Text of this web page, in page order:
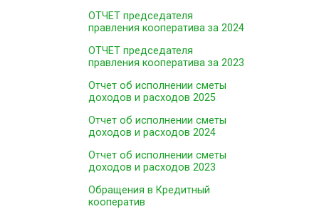
ОТЧЕТ председателя
правления кооператива за 2024
ОТЧЕТ председателя
правления кооператива за 2023
Отчет об исполнении сметы
доходов и расходов 2025
Отчет об исполнении сметы
доходов и расходов 2024
Отчет об исполнении сметы
доходов и расходов 2023
Обращения в Кредитный
кооператив